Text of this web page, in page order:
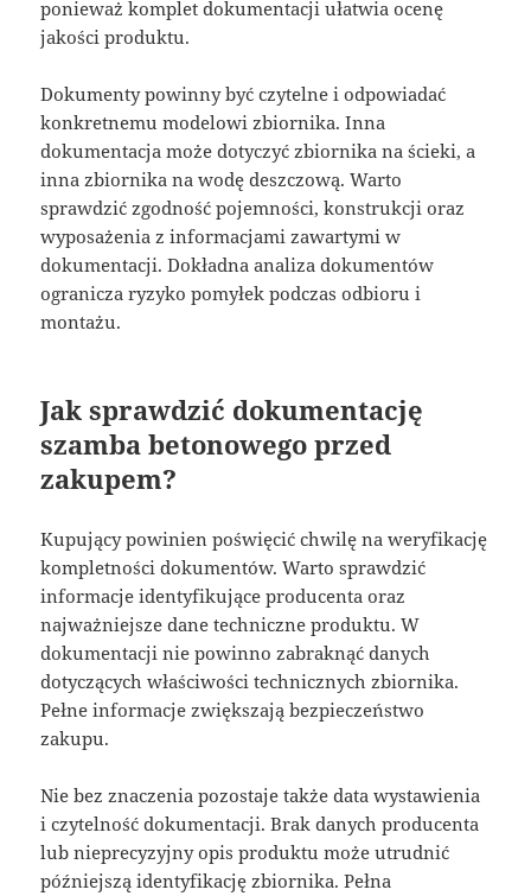
ponieważ komplet dokumentacji ułatwia ocenę
jakości produktu.
Dokumenty powinny być czytelne i odpowiadać
konkretnemu modelowi zbiornika. Inna
dokumentacja może dotyczyć zbiornika na ścieki, a
inna zbiornika na wodę deszczową. Warto
sprawdzić zgodność pojemności, konstrukcji oraz
wyposażenia z informacjami zawartymi w
dokumentacji. Dokładna analiza dokumentów
ogranicza ryzyko pomyłek podczas odbioru i
montażu.
Jak sprawdzić dokumentację
szamba betonowego przed
zakupem?
Kupujący powinien poświęcić chwilę na weryfikację
kompletności dokumentów. Warto sprawdzić
informacje identyfikujące producenta oraz
najważniejsze dane techniczne produktu. W
dokumentacji nie powinno zabraknąć danych
dotyczących właściwości technicznych zbiornika.
Pełne informacje zwiększają bezpieczeństwo
zakupu.
Nie bez znaczenia pozostaje także data wystawienia
i czytelność dokumentacji. Brak danych producenta
lub nieprecyzyjny opis produktu może utrudnić
późniejszą identyfikację zbiornika. Pełna